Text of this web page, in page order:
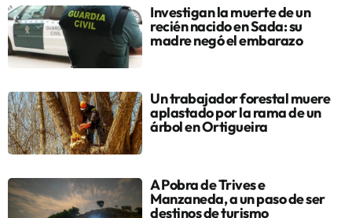
Investigan la muerte de un
recién nacido en Sada: su
madre negó el embarazo
Un trabajador forestal muere
aplastado por la rama de un
árbol en Ortigueira
A Pobra de Trives e
Manzaneda, a un paso de ser
destinos de turismo